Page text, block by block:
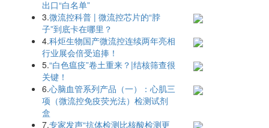
出口“白名单”
3.微流控科普 | 微流控芯片的“脖
子”到底卡在哪里？
4.科炬生物国产微流控连续两年亮相
行业展会倍受追捧！
5.“白色瘟疫”卷土重来？|结核筛查很
关键！
6.心脑血管系列产品（一）：心肌三
项（微流控免疫荧光法）检测试剂
盒
7.专家发声“抗体检测比核酸检测更